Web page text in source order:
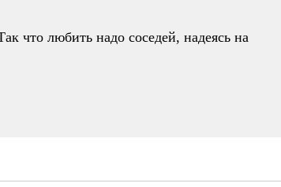
что любить надо соседей, надеясь на